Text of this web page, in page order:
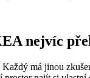
nejvíc
má jinou